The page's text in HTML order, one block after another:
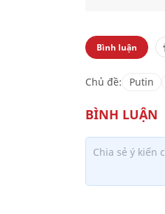
Bình luận
Chủ đề: Putin